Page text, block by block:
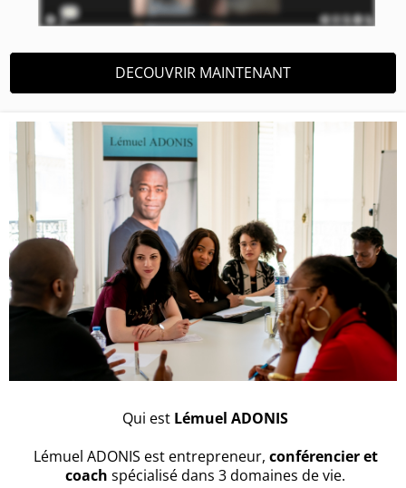
DECOUVRIR MAINTENANT
Qui est Lémuel ADONIS
Lémuel ADONIS est entrepreneur, conférencier et
coach spécialisé dans 3 domaines de vie.